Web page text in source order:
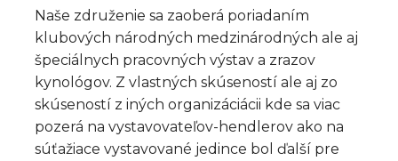
Naše združenie sa zaoberá poriadaním
klubových národných medzinárodných ale aj
špeciálnych pracovných výstav a zrazov
kynológov. Z vlastných skúseností ale aj zo
skúseností z iných organizáciácii kde sa viac
pozerá na vystavovateľov-hendlerov ako na
súťažiace vystavované jedince bol ďalší pre